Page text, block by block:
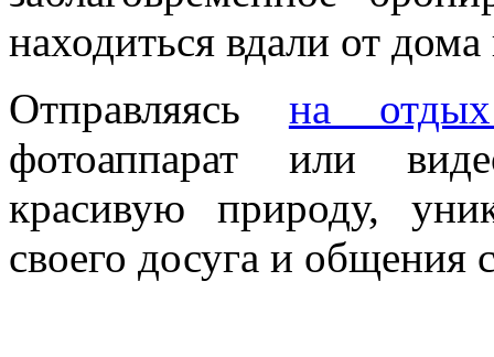
находиться вдали от
Отправляясь на
фотоаппарат или
красивую природу,
своего досуга и общения